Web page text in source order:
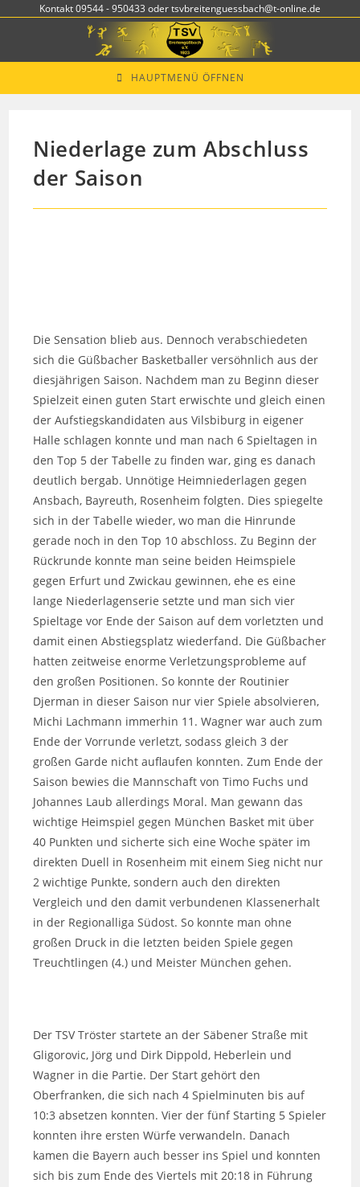
Kontakt 09544 - 950433 oder tsvbreitenguessbach@t-online.de
HAUPTMENÜ ÖFFNEN
Niederlage zum Abschluss
der Saison
Die Sensation blieb aus. Dennoch verabschiedeten
sich die Güßbacher Basketballer versöhnlich aus der
diesjährigen Saison. Nachdem man zu Beginn dieser
Spielzeit einen guten Start erwischte und gleich einen
der Aufstiegskandidaten aus Vilsbiburg in eigener
Halle schlagen konnte und man nach 6 Spieltagen in
den Top 5 der Tabelle zu finden war, ging es danach
deutlich bergab. Unnötige Heimniederlagen gegen
Ansbach, Bayreuth, Rosenheim folgten. Dies spiegelte
sich in der Tabelle wieder, wo man die Hinrunde
gerade noch in den Top 10 abschloss. Zu Beginn der
Rückrunde konnte man seine beiden Heimspiele
gegen Erfurt und Zwickau gewinnen, ehe es eine
lange Niederlagenserie setzte und man sich vier
Spieltage vor Ende der Saison auf dem vorletzten und
damit einen Abstiegsplatz wiederfand. Die Güßbacher
hatten zeitweise enorme Verletzungsprobleme auf
den großen Positionen. So konnte der Routinier
Djerman in dieser Saison nur vier Spiele absolvieren,
Michi Lachmann immerhin 11. Wagner war auch zum
Ende der Vorrunde verletzt, sodass gleich 3 der
großen Garde nicht auflaufen konnten. Zum Ende der
Saison bewies die Mannschaft von Timo Fuchs und
Johannes Laub allerdings Moral. Man gewann das
wichtige Heimspiel gegen München Basket mit über
40 Punkten und sicherte sich eine Woche später im
direkten Duell in Rosenheim mit einem Sieg nicht nur
2 wichtige Punkte, sondern auch den direkten
Vergleich und den damit verbundenen Klassenerhalt
in der Regionalliga Südost. So konnte man ohne
großen Druck in die letzten beiden Spiele gegen
Treuchtlingen (4.) und Meister München gehen.
Der TSV Tröster startete an der Säbener Straße mit
Gligorovic, Jörg und Dirk Dippold, Heberlein und
Wagner in die Partie. Der Start gehört den
Oberfranken, die sich nach 4 Spielminuten bis auf
10:3 absetzen konnten. Vier der fünf Starting 5 Spieler
konnten ihre ersten Würfe verwandeln. Danach
kamen die Bayern auch besser ins Spiel und konnten
sich bis zum Ende des Viertels mit 20:18 in Führung